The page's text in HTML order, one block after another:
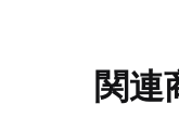
関連